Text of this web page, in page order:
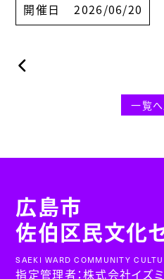
開催日 2026/06/20
一覧
広島市
佐伯区民文化
SAEKI WARD COMMUNITY
指定管理者：株式会社イズ